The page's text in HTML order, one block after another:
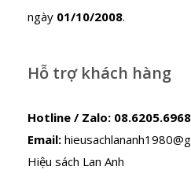
ngày 01/10/2008.
Hỗ trợ khách hàng
Hotline / Zalo:
Email:
Hiệu sách Lan Anh